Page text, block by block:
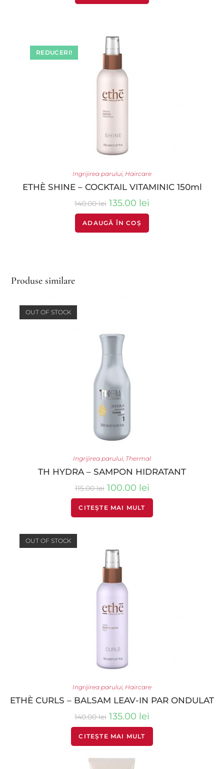
REDUCERI!
Ingrijirea parului Haircare
ETHÈ SHINE – COCKTAIL VITAMINIC 150ml
140.00lei 135.00 lei
ADAUGĂ ÎN COȘ
Produse similare
OUT OF STOCK
Ingrijirea parului, Thermal
TH HYDRA – SAMPON HIDRATANT
115.00lei 100.00 lei
CITEȘTE MAI MULT
OUT OF STOCK
Ingrijirea parului Haircare
ETHÈ CURLS – BALSAM LEAV-IN PAR ONDULAT
140.00lei 135.00 lei
CITEȘTE MAI MULT